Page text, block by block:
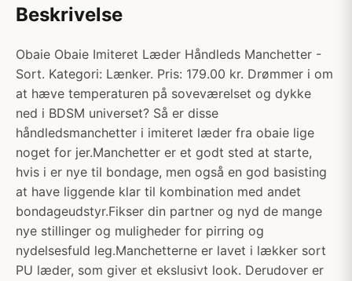
Beskrivelse
Obaie Obaie Imiteret Læder Håndleds Manchetter -
Sort. Kategori: Lænker. Pris: 179.00 kr. Drømmer i om
at hæve temperaturen på soveværelset og dykke
ned i BDSM universet? Så er disse
håndledsmanchetter i imiteret læder fra obaie lige
noget for jer.Manchetter er et godt sted at starte,
hvis i er nye til bondage, men også en god basisting
at have liggende klar til kombination med andet
bondageudstyr.Fikser din partner og nyd de mange
nye stillinger og muligheder for pirring og
nydelsesfuld leg.Manchetterne er lavet i lækker sort
PU læder, som giver et ekslusivt look. Derudover er